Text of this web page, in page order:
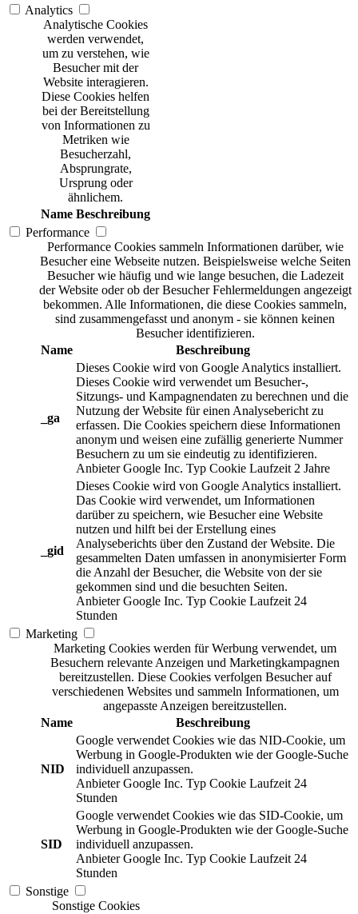
Analytics
Analytische Cookies
werden verwendet,
um zu verstehen, wie
Besucher mit der
Website interagieren.
Diese Cookies helfen
bei der Bereitstellung
von Informationen zu
Metriken wie
Besucherzahl,
Absprungrate,
Ursprung oder
ähnlichem.
Name Beschreibung
Performance
Performance Cookies sammeln Informationen darüber, wie
Besucher eine Webseite nutzen. Beispielsweise welche Seiten
Besucher wie häufig und wie lange besuchen, die Ladezeit
der Website oder ob der Besucher Fehlermeldungen angezeigt
bekommen. Alle Informationen, die diese Cookies sammeln,
sind zusammengefasst und anonym - sie können keinen
Besucher identifizieren.
Name
Beschreibung
_ga
Dieses Cookie wird von Google Analytics installiert.
Dieses Cookie wird verwendet um Besucher-,
Sitzungs- und Kampagnendaten zu berechnen und die
Nutzung der Website für einen Analysebericht zu
erfassen. Die Cookies speichern diese Informationen
anonym und weisen eine zufällig generierte Nummer
Besuchern zu um sie eindeutig zu identifizieren.
Anbieter Google Inc. Typ Cookie Laufzeit 2 Jahre
_gid
Dieses Cookie wird von Google Analytics installiert.
Das Cookie wird verwendet, um Informationen
darüber zu speichern, wie Besucher eine Website
nutzen und hilft bei der Erstellung eines
Analyseberichts über den Zustand der Website. Die
gesammelten Daten umfassen in anonymisierter Form
die Anzahl der Besucher, die Website von der sie
gekommen sind und die besuchten Seiten.
Anbieter Google Inc. Typ Cookie Laufzeit 24
Stunden
Marketing
Marketing Cookies werden für Werbung verwendet, um
Besuchern relevante Anzeigen und Marketingkampagnen
bereitzustellen. Diese Cookies verfolgen Besucher auf
verschiedenen Websites und sammeln Informationen, um
angepasste Anzeigen bereitzustellen.
Name
Beschreibung
NID
Google verwendet Cookies wie das NID-Cookie, um
Werbung in Google-Produkten wie der Google-Suche
individuell anzupassen.
Anbieter Google Inc. Typ Cookie Laufzeit 24
Stunden
SID
Google verwendet Cookies wie das SID-Cookie, um
Werbung in Google-Produkten wie der Google-Suche
individuell anzupassen.
Anbieter Google Inc. Typ Cookie Laufzeit 24
Stunden
Sonstige
Sonstige Cookies